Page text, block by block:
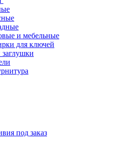
и мебельные
для ключей
под заказ